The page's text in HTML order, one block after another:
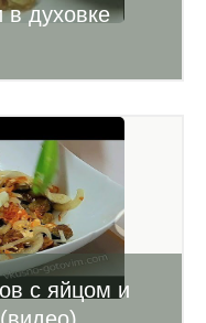
духовке
с яйцом и